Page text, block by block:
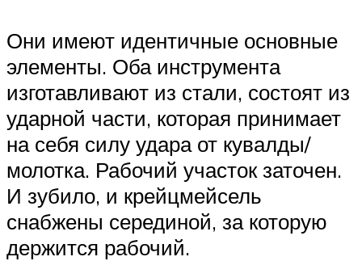
Они имеют идентичные основные
элементы. Оба инструмента
изготавливают из стали, состоят из
ударной части, которая принимает
на себя силу удара от кувалды/
молотка. Рабочий участок заточен.
И зубило, и крейцмейсель
снабжены серединой, за которую
держится рабочий.